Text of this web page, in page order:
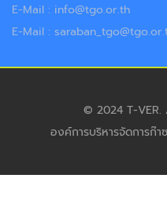
E-Mail : info@tgo.or.th
E-Mail :
© 2024 T-VER.
องค์การบริหารจัดการก๊